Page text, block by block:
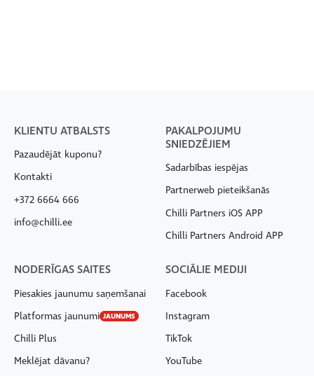
KLIENTU ATBALSTS
Pazaudējāt kuponu?
Kontakti
+372 6664 666
info@chilli.ee
PAKALPOJUMU
SNIEDZĒJIEM
Sadarbības iespējas
Partnerweb pieteikšanās
Chilli Partners iOS APP
Chilli Partners Android APP
NODERĪGAS SAITES
Piesakies jaunumu saņemšanai
Platformas jaunumi JAUNUMS
Chilli Plus
Meklējat dāvanu?
SOCIĀLIE MEDIJI
Facebook
Instagram
TikTok
YouTube